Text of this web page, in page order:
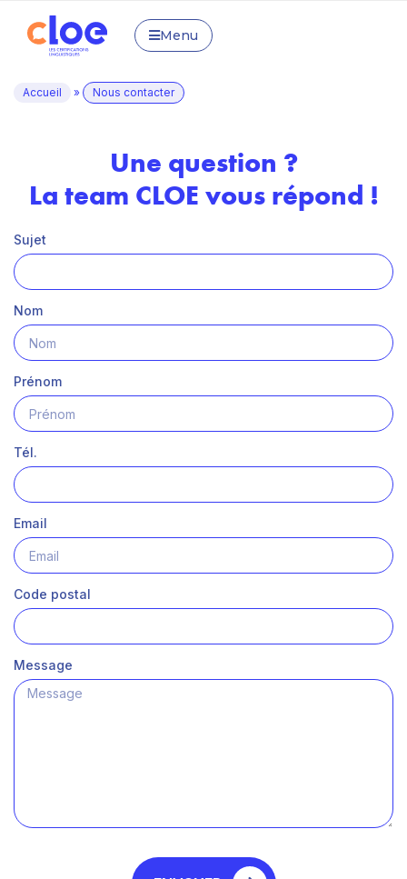
Menu
Accueil » Nous contacter
Une question ?
La team CLOE vous répond !
Sujet
Nom
Prénom
Tél.
Email
Code postal
Message